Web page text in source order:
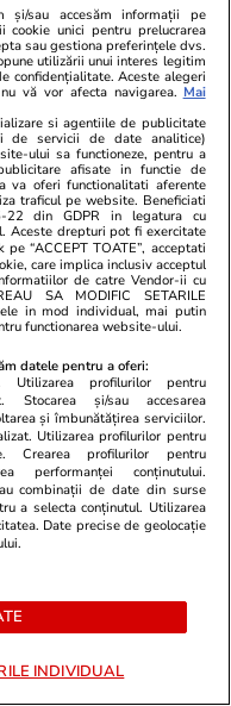
14:00
09:00
și/sau accesăm informații pe
cookie unici pentru prelucrarea
sau gestiona preferințele dvs.
utilizării unui interes legitim
confidențialitate. Aceste alegeri
vă vor afecta navigarea. Mai
si agentiile de publicitate
de servicii de date analitice)
ului sa functioneze, pentru a
afisate in functie de
va oferi functionalitati aferente
traficul pe website. Beneficiati
din GDPR in legatura cu
Aceste drepturi pot fi exercitate
pe “ACCEPT TOATE”, acceptati
care implica inclusiv acceptul
de catre Vendor-ii cu
SA MODIFIC SETARILE
in mod individual, mai putin
functionarea website-ului.
datele pentru a oferi:
Utilizarea profilurilor pentru
Stocarea și/sau accesarea
și îmbunătățirea serviciilor.
Utilizarea profilurilor pentru
Crearea profilurilor pentru
performanței conținutului.
combinații de date din surse
a selecta conținutul. Utilizarea
Date precise de geolocație
INDIVIDUAL